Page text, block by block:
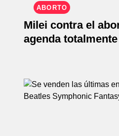
ABORTO
Milei contra el
agenda